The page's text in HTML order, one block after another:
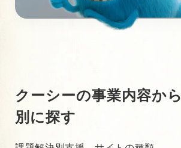
クーシーの事業内容から
別に探す